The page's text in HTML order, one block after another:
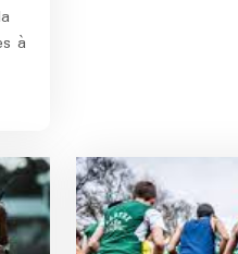
à